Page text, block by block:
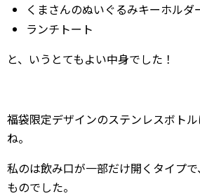
くまさんのぬいぐるみキーホルダ
ランチトート
と、いうとてもよい中身でした！
福袋限定デザインのステンレスボト
ね。
私のは飲み口が一部だけ開くタイプ
ものでした。